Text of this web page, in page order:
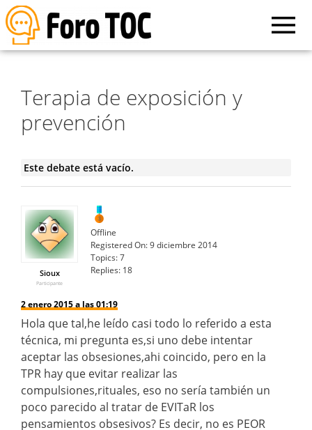
Terapia de exposición y
prevención
Este debate está vacío.
Sioux
Participante
Offline
Registered On:9 diciembre 2014
Topics:7
Replies: 18
2 enero 2015 a las 01:19
Hola que tal,he leído casi todo lo referido a esta
técnica, mi pregunta es,si uno debe intentar
aceptar las obsesiones,ahi coincido, pero en la
TPR hay que evitar realizar las
compulsiones,rituales, eso no sería también un
poco parecido al tratar de EVITaR los
pensamientos obsesivos? Es decir, no es PEOR